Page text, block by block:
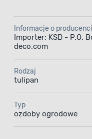
Informacje o
Importer: KSD - P.O.
deco.com
Rodzaj
tulipan
Typ
ozdoby ogrodowe